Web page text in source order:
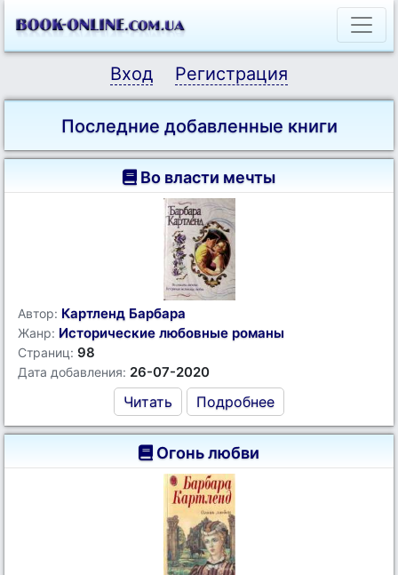
Вход Регистрация
Последние добавленные книги
Во власти мечты
Автор: Картленд Барбара
Жанр: Исторические любовные романы
Страниц: 98
Дата добавления: 26-07-2020
Читать Подробнее
Огонь любви